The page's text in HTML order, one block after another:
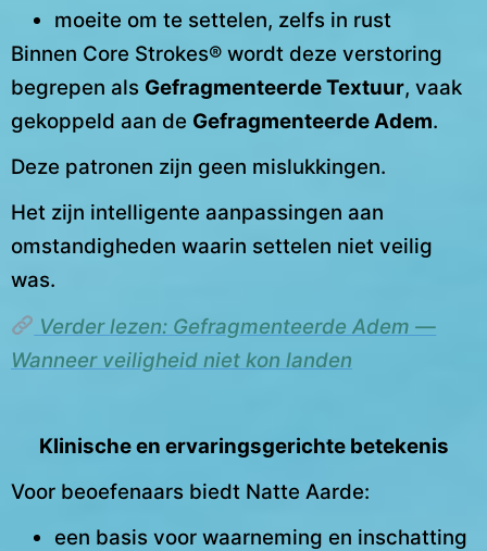
moeite om te settelen, zelfs in rust
Binnen Core Strokes® wordt deze verstoring
begrepen als Gefragmenteerde Textuur, vaak
gekoppeld aan de Gefragmenteerde Adem.
Deze patronen zijn geen mislukkingen.
Het zijn intelligente aanpassingen aan
omstandigheden waarin settelen niet veilig
was.
Verder lezen: Gefragmenteerde Adem —
Wanneer veiligheid niet kon landen
Klinische en ervaringsgerichte betekenis
Voor beoefenaars biedt Natte Aarde:
een basis voor waarneming en inschatting